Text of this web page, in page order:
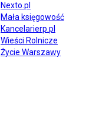
Nexto.pl
Mała księgowość
Kancelarierp.pl
Wieści Rolnicze
Życie Warszawy